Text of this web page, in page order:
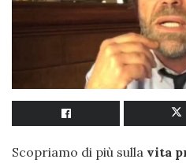
Scopriamo di più sulla vita